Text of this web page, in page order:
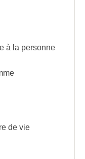
à la personne
de vie